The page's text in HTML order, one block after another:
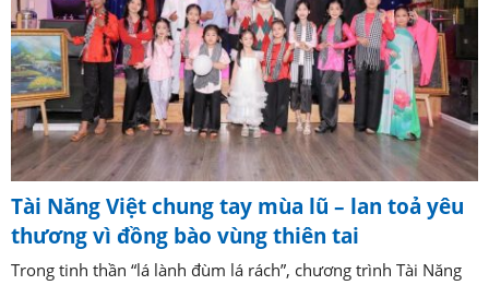
Tài Năng Việt chung tay mùa lũ – lan toả yêu
thương vì đồng bào vùng thiên tai
Trong tinh thần “lá lành đùm lá rách”, chương trình Tài Năng